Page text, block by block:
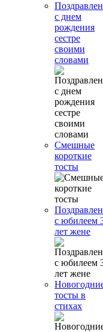
с днем
рождения
сестре
своими
словами
Смешные
короткие
тосты
с юбилеем
лет жене
тосты в
стихах